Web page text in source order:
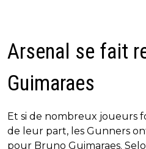
Arsenal se fait
Guimaraes
Et si de nombreux joueurs
de leur part, les Gunners
pour Bruno Guimaraes.